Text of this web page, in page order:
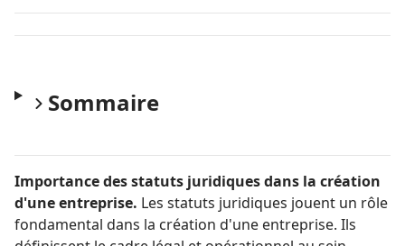
Sommaire
Importance des statuts juridiques dans la création
d'une entreprise. Les statuts juridiques jouent un rôle
fondamental dans la création d'une entreprise. Ils